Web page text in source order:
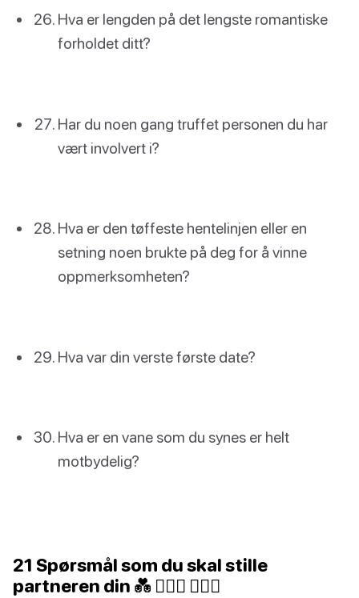
Hva er lengden på det lengste romantiske
forholdet ditt?
Har du noen gang truffet personen du har
vært involvert i?
Hva er den tøffeste hentelinjen eller en
setning noen brukte på deg for å vinne
oppmerksomheten?
Hva var din verste første date?
Hva er en vane som du synes er helt
motbydelig?
21 Spørsmål som du skal stille
partneren din 💑 👩‍❤️‍👩 👨‍❤️‍👨